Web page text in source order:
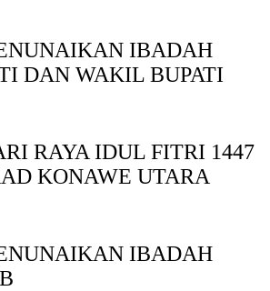
IBADAH
DAN WAKIL BUPATI
RAYA IDUL FITRI 1447
KONAWE UTARA
IBADAH